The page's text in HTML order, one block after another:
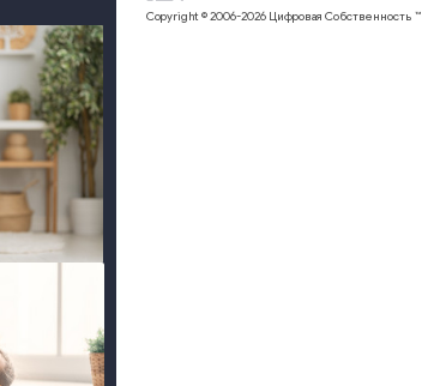
Copyright © 2006-2026 Цифровая Собственность ™